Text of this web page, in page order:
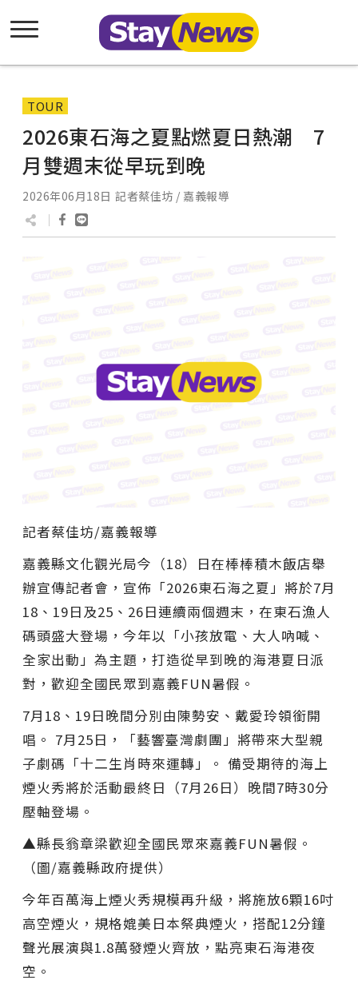
TOUR
2026東石海之夏點燃夏日熱潮 7
月雙週末從早玩到晚
2026年06月18日 記者蔡佳坊 / 嘉義報導
記者蔡佳坊/嘉義報導
嘉義縣文化觀光局今（18）日在棒棒積木飯店舉
辦宣傳記者會，宣佈「2026東石海之夏」將於7月
18、19日及25、26日連續兩個週末，在東石漁人
碼頭盛大登場，今年以「小孩放電、大人吶喊、
全家出動」為主題，打造從早到晚的海港夏日派
對，歡迎全國民眾到嘉義FUN暑假。
7月18、19日晚間分別由陳勢安、戴愛玲領銜開
唱。 7月25日，「藝響臺灣劇團」將帶來大型親
子劇碼「十二生肖時來運轉」。 備受期待的海上
煙火秀將於活動最終日（7月26日）晚間7時30分
壓軸登場。
▲縣長翁章梁歡迎全國民眾來嘉義FUN暑假。
（圖/嘉義縣政府提供）
今年百萬海上煙火秀規模再升級，將施放6顆16吋
高空煙火，規格媲美日本祭典煙火，搭配12分鐘
聲光展演與1.8萬發煙火齊放，點亮東石海港夜
空。